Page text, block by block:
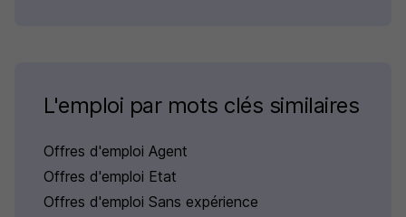
L'emploi par mots clés similaires
Offres d'emploi Agent
Offres d'emploi Etat
Offres d'emploi Sans expérience